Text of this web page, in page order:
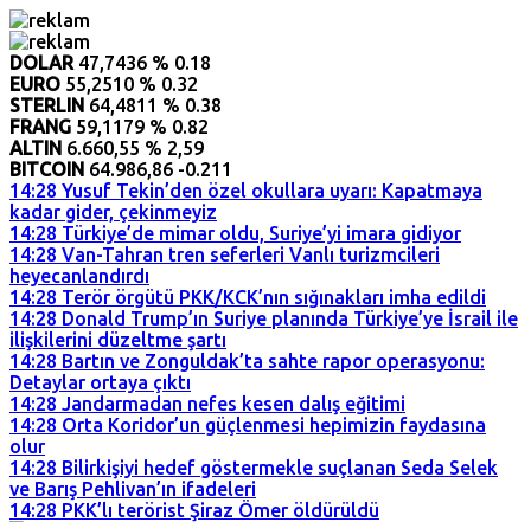
DOLAR 47,7436 % 0.18
EURO 55,2510 % 0.32
STERLIN 64,4811 % 0.38
FRANG 59,1179 % 0.82
ALTIN 6.660,55 % 2,59
BITCOIN 64.986,86 -0.211
14:28 Yusuf Tekin’den özel okullara uyarı: Kapatmaya
kadar gider, çekinmeyiz
14:28 Türkiye’de mimar oldu, Suriye’yi imara gidiyor
14:28 Van-Tahran tren seferleri Vanlı turizmcileri
heyecanlandırdı
14:28 Terör örgütü PKK/KCK’nın sığınakları imha edildi
14:28 Donald Trump’ın Suriye planında Türkiye’ye İsrail ile
ilişkilerini düzeltme şartı
14:28 Bartın ve Zonguldak’ta sahte rapor operasyonu:
Detaylar ortaya çıktı
14:28 Jandarmadan nefes kesen dalış eğitimi
14:28 Orta Koridor’un güçlenmesi hepimizin faydasına
olur
14:28 Bilirkişiyi hedef göstermekle suçlanan Seda Selek
ve Barış Pehlivan’ın ifadeleri
14:28 PKK’lı terörist Şiraz Ömer öldürüldü